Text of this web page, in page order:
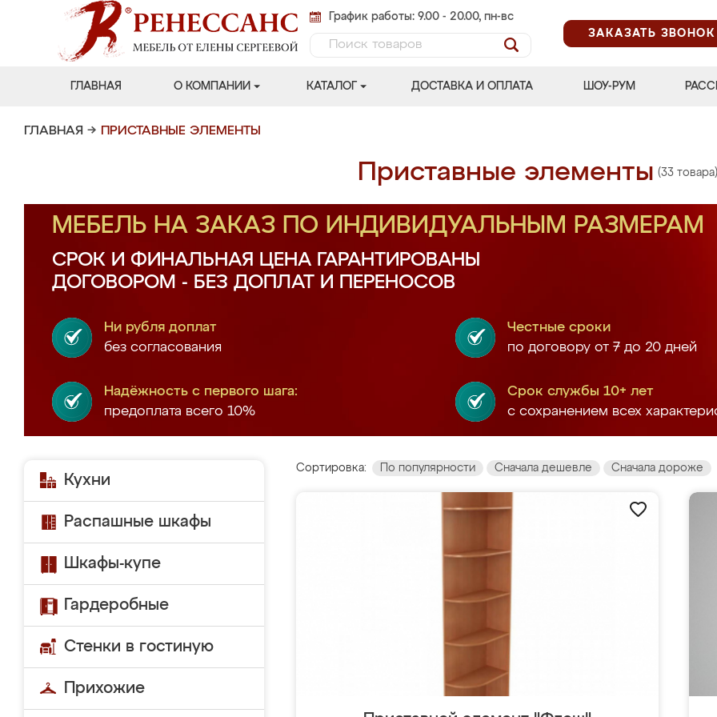
График работы: 9.00 - 20.00, пн-вс
ЗАКАЗАТЬ ЗВОНОК
ГЛАВНАЯ О КОМПАНИИ КАТАЛОГ ДОСТАВКА И ОПЛАТА ШОУ-РУМ
ГЛАВНАЯ → ПРИСТАВНЫЕ ЭЛЕМЕНТЫ
Приставные элементы (33 товара)
МЕБЕЛЬ НА ЗАКАЗ ПО ИНДИВИДУАЛЬНЫМ РАЗМЕРАМ
СРОК И ФИНАЛЬНАЯ ЦЕНА ГАРАНТИРОВАНЫ
ДОГОВОРОМ - БЕЗ ДОПЛАТ И ПЕРЕНОСОВ
Ни рубля доплат
без согласования
Честные сроки
по договору от 7 до 20 дней
Надёжность с первого шага:
предоплата всего 10%
Срок службы 10+ лет
с сохранением всех
Кухни
Распашные шкафы
Шкафы-купе
Гардеробные
Стенки в гостиную
Прихожие
Сортировка: По популярности Сначала дешевле Сначала дороже